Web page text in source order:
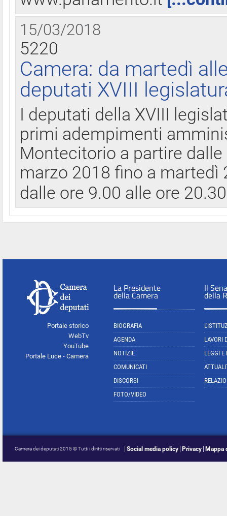
15/03/2018
5220
Camera: da martedì
deputati XVIII
I deputati della XVIII
primi adempimenti
Montecitorio a partire
marzo 2018 fino a
dalle ore 9.00 alle ore
Portale storico
WebTv
YouTube
Portale Luce - Camera
La Presidente
della Camera
BIOGRAFIA
AGENDA
NOTIZIE
COMUNICATI
DISCORSI
FOTO/VIDEO
Il
della
LAVORI
LEGGI E
Camera dei deputati 2015 © Tutti i diritti riservati Social media policy Privacy Mappa